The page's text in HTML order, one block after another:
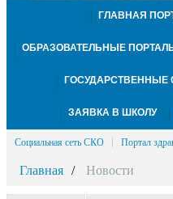
ГЛАВНАЯ
ОБРАЗОВАТЕЛЬНЫЕ
ГОСУДАРСТВЕННЫЕ
ЗАЯВКА В ШКОЛУ
Социальная сеть СКО Портал
Главная Новости